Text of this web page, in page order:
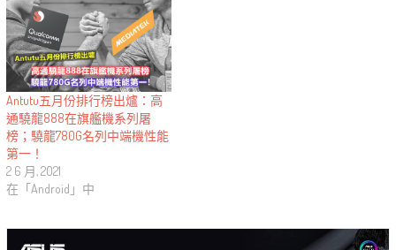
Antutu五月份排行榜出爐：高
通驍龍888在旗艦機系列屠
榜；驍龍780G名列中端機性能
第一！
2 6 月, 2021
在「Android」中